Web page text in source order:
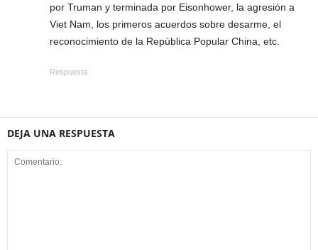
por Truman y terminada por Eisonhower, la agresión a
Viet Nam, los primeros acuerdos sobre desarme, el
reconocimiento de la República Popular China, etc.
Respuesta
DEJA UNA RESPUESTA